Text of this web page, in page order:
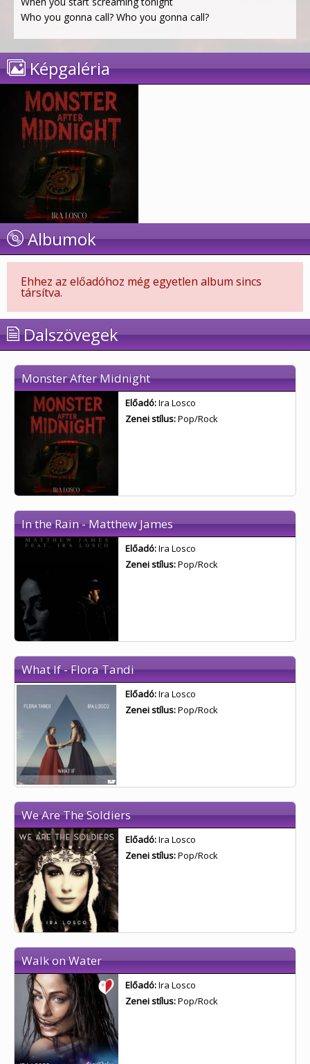
Who you gonna call? Who you gonna call?
Képgaléria
Albumok
Ehhez az előadóhoz még egyetlen album sincs
társítva.
Dalszövegek
Monster After Midnight
Előadó:Ira Losco
Zenei stílus:Pop/Rock
In the Rain - Matthew James
Előadó:Ira Losco
Zenei stílus:Pop/Rock
What If - Flora Tandi
Előadó:Ira Losco
Zenei stílus:Pop/Rock
We Are The Soldiers
Előadó:Ira Losco
Zenei stílus:Pop/Rock
Walk on Water
Előadó:Ira Losco
Zenei stílus:Pop/Rock